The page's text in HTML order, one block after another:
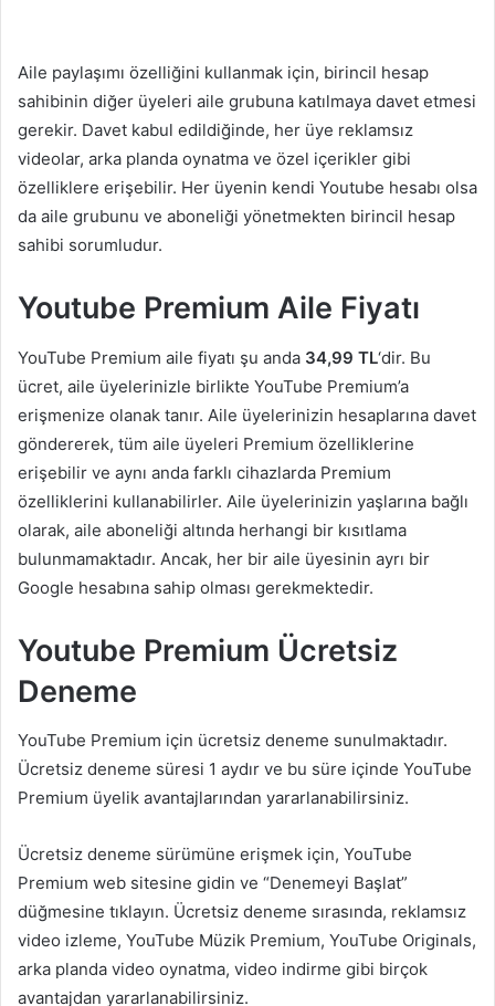
Aile paylaşımı özelliğini kullanmak için, birincil hesap
sahibinin diğer üyeleri aile grubuna katılmaya davet etmesi
gerekir. Davet kabul edildiğinde, her üye reklamsız
videolar, arka planda oynatma ve özel içerikler gibi
özelliklere erişebilir. Her üyenin kendi Youtube hesabı olsa
da aile grubunu ve aboneliği yönetmekten birincil hesap
sahibi sorumludur.
Youtube Premium Aile Fiyatı
YouTube Premium aile fiyatı şu anda 34,99 TL‘dir. Bu
ücret, aile üyelerinizle birlikte YouTube Premium’a
erişmenize olanak tanır. Aile üyelerinizin hesaplarına davet
göndererek, tüm aile üyeleri Premium özelliklerine
erişebilir ve aynı anda farklı cihazlarda Premium
özelliklerini kullanabilirler. Aile üyelerinizin yaşlarına bağlı
olarak, aile aboneliği altında herhangi bir kısıtlama
bulunmamaktadır. Ancak, her bir aile üyesinin ayrı bir
Google hesabına sahip olması gerekmektedir.
Youtube Premium Ücretsiz
Deneme
YouTube Premium için ücretsiz deneme sunulmaktadır.
Ücretsiz deneme süresi 1 aydır ve bu süre içinde YouTube
Premium üyelik avantajlarından yararlanabilirsiniz.
Ücretsiz deneme sürümüne erişmek için, YouTube
Premium web sitesine gidin ve “Denemeyi Başlat”
düğmesine tıklayın. Ücretsiz deneme sırasında, reklamsız
video izleme, YouTube Müzik Premium, YouTube Originals,
arka planda video oynatma, video indirme gibi birçok
avantajdan yararlanabilirsiniz.